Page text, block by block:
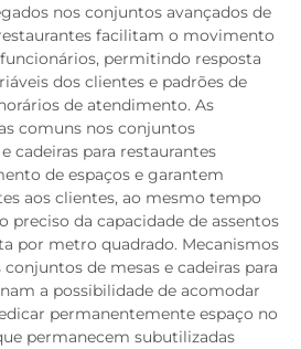
nos conjuntos avançados de
facilitam o movimento
permitindo resposta
dos clientes e padrões de
de atendimento. As
comuns nos conjuntos
cadeiras para restaurantes
de espaços e garantem
aos clientes, ao mesmo tempo
da capacidade de assentos
por metro quadrado. Mecanismos
de mesas e cadeiras para
a possibilidade de acomodar
permanentemente espaço no
permanecem subutilizadas